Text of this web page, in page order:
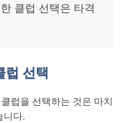
클럽 선택은 타격
럽 선택
럽을 선택하는 것은 마치
니다.